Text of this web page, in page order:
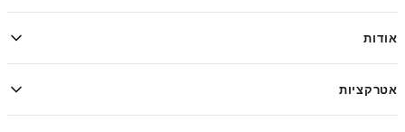
אודות
אטרקציות